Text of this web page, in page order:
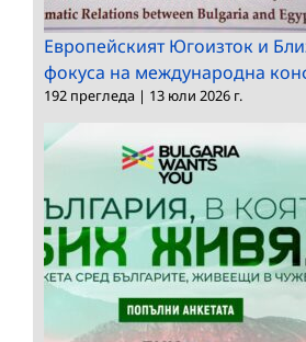
Европейският Югоизток и
фокуса на международна
192 прегледа | 13 юли 2026 г.